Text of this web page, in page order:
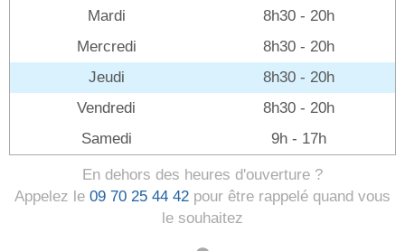
Mardi
8h30 - 20h
Mercredi
8h30 - 20h
Jeudi
8h30 - 20h
Vendredi
8h30 - 20h
Samedi
9h - 17h
En dehors des heures d'ouverture ?
Appelez le 09 70 25 44 42 pour être rappelé quand vous
le souhaitez